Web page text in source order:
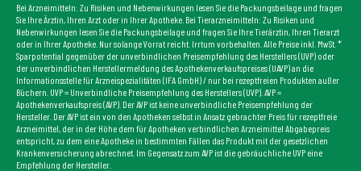
Bei Arzneimitteln: Zu Risiken und Nebenwirkungen lesen Sie die Packungsbeilage und fragen
Sie Ihre Ärztin, Ihren Arzt oder in Ihrer Apotheke. Bei Tierarzneimitteln: Zu Risiken und
Nebenwirkungen lesen Sie die Packungsbeilage und fragen Sie Ihre Tierärztin, Ihren Tierarzt
oder in Ihrer Apotheke. Nur solange Vorrat reicht. Irrtum vorbehalten. Alle Preise inkl. MwSt. *
Sparpotential gegenüber der unverbindlichen Preisempfehlung des Herstellers (UVP) oder
der unverbindlichen Herstellermeldung des Apothekenverkaufspreises (UAVP) an die
Informationsstelle für Arzneispezialitäten (IFA GmbH) / nur bei rezeptfreien Produkten außer
Büchern. UVP = Unverbindliche Preisempfehlung des Herstellers (UVP). AVP =
Apothekenverkaufspreis (AVP). Der AVP ist keine unverbindliche Preisempfehlung der
Hersteller. Der AVP ist ein von den Apotheken selbst in Ansatz gebrachter Preis für rezeptfreie
Arzneimittel, der in der Höhe dem für Apotheken verbindlichen Arzneimittel Abgabepreis
entspricht, zu dem eine Apotheke in bestimmten Fällen das Produkt mit der gesetzlichen
Krankenversicherung abrechnet. Im Gegensatz zum AVP ist die gebräuchliche UVP eine
Empfehlung der Hersteller.